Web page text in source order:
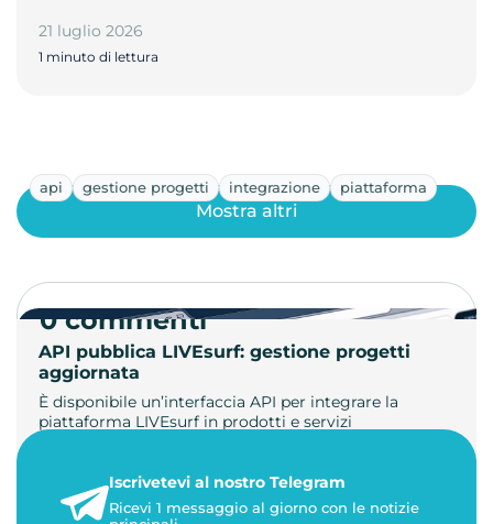
21 luglio 2026
1 minuto di lettura
api gestione progetti integrazione piattaforma
API pubblica LIVEsurf: gestione progetti
aggiornata
È disponibile un’interfaccia API per integrare la
piattaforma LIVEsurf in prodotti e servizi
23 maggio 2026
1 minuto di lettura
Mostra altri
0 commenti
Iscrivetevi al nostro Telegram
Ricevi 1 messaggio al giorno con le notizie